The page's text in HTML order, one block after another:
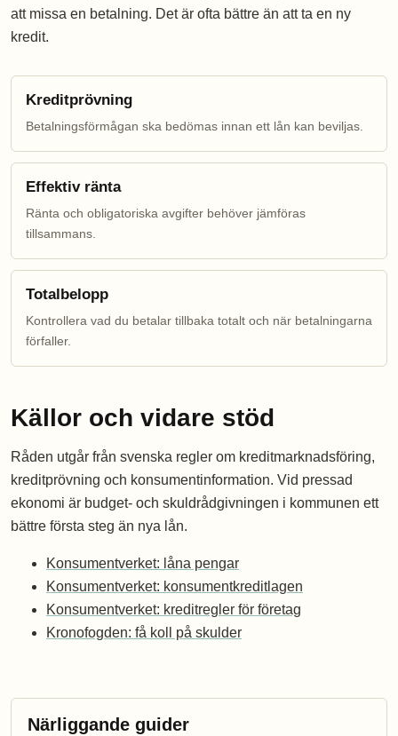
att missa en betalning. Det är ofta bättre än att ta en ny
kredit.
Kreditprövning
Betalningsförmågan ska bedömas innan ett lån kan beviljas.
Effektiv ränta
Ränta och obligatoriska avgifter behöver jämföras
tillsammans.
Totalbelopp
Kontrollera vad du betalar tillbaka totalt och när betalningarna
förfaller.
Källor och vidare stöd
Råden utgår från svenska regler om kreditmarknadsföring,
kreditprövning och konsumentinformation. Vid pressad
ekonomi är budget- och skuldrådgivningen i kommunen ett
bättre första steg än nya lån.
Konsumentverket: låna pengar
Konsumentverket: konsumentkreditlagen
Konsumentverket: kreditregler för företag
Kronofogden: få koll på skulder
Närliggande guider